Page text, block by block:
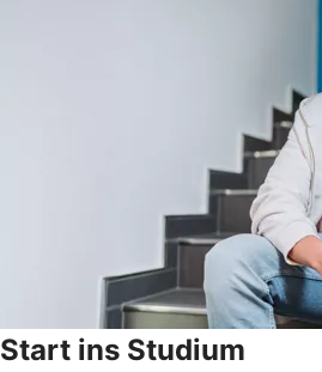
Start ins Studium